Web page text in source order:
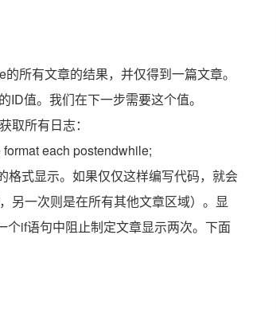
所有文章的结果，并仅得到一篇文章。
值。我们在下一步需要这个值。
所有日志：
each postendwhile;
格式显示。如果仅仅这样编写代码，就会
另一次则是在所有其他文章区域）。显
if语句中阻止制定文章显示两次。下面